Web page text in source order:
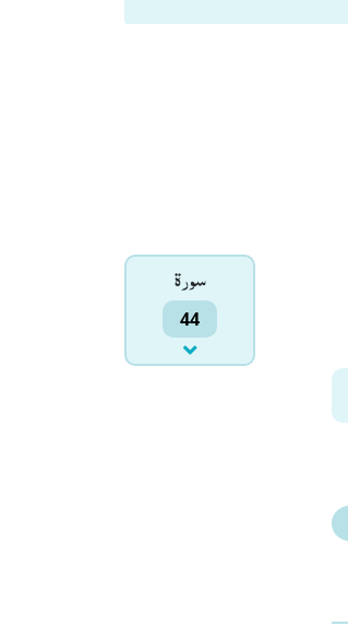
سورۃ
44